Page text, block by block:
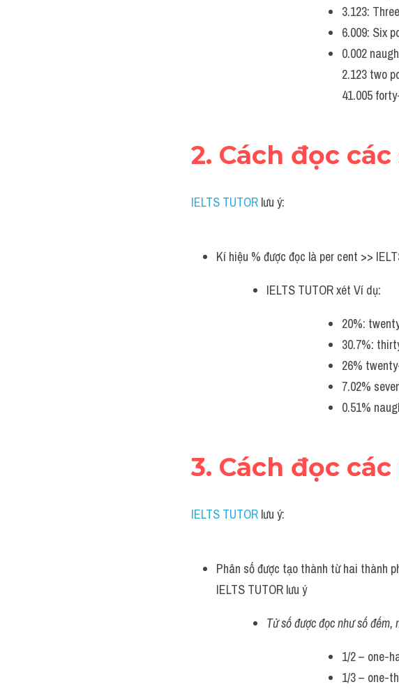
3.123:
6.009: Six
0.002
2.123 two
41.005
2. Cách đọc các
IELTS TUTOR lưu ý:
Kí hiệu % được đọc là per cent >>
IELTS TUTOR xét Ví dụ:
20%:
30.7%:
26%
7.02%
0.51%
3. Cách đọc
IELTS TUTOR lưu ý:
Phân số được tạo thành từ hai thành
IELTS TUTOR lưu ý
Tử số được đọc như số đếm,
1/2 – one-
1/3 – one-